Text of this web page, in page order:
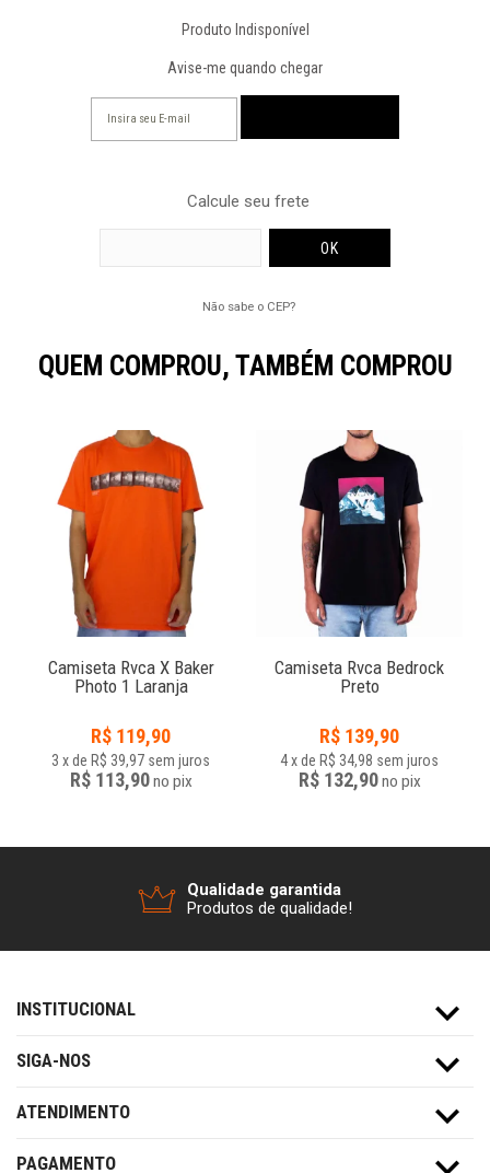
Produto Indisponível
Avise-me quando chegar
Calcule seu frete
Não sabe o CEP?
QUEM COMPROU, TAMBÉM COMPROU
Camiseta Rvca X Baker
Photo 1 Laranja
R$ 119,90
3 xde R$ 39,97 sem juros
R$ 113,90no pix
Camiseta Rvca Bedrock
Preto
R$ 139,90
4xde R$ 34,98 sem juros
R$ 132,90no pix
Qualidade garantida
Produtos de qualidade!
INSTITUCIONAL
SIGA-NOS
ATENDIMENTO
PAGAMENTO